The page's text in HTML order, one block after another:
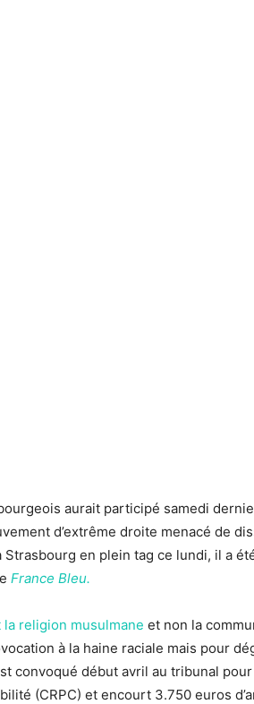
aurait participé samedi
d’extrême droite menacé de
Strasbourg en plein tag ce lundi, il a
France Bleu.
la religion musulmane et non la
à la haine raciale mais pour
convoqué début avril au tribunal
(CRPC) et encourt 3.750 euros